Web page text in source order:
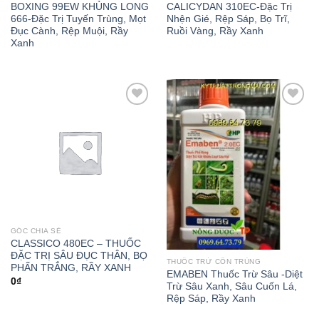
BOXING 99EW KHỦNG LONG
666-Đặc Trị Tuyến Trùng, Mọt
Đục Cành, Rệp Muội, Rầy
Xanh
CALICYDAN 310EC-Đặc Trị
Nhện Gié, Rệp Sáp, Bọ Trĩ,
Ruồi Vàng, Rầy Xanh
GÓC CHIA SẺ
CLASSICO 480EC – THUỐC
ĐẶC TRỊ SÂU ĐỤC THÂN, BỌ
PHẤN TRẮNG, RẦY XANH
0₫
wishlist
THUỐC TRỪ CÔN TRÙNG
EMABEN Thuốc Trừ Sâu -Diệt
Trừ Sâu Xanh, Sâu Cuốn Lá,
Rệp Sáp, Rầy Xanh